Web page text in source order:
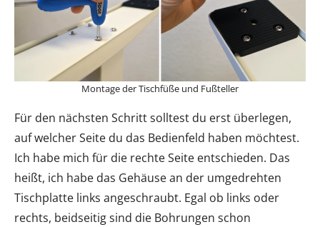
Montage der Tischfüße und Fußteller
Für den nächsten Schritt solltest du erst überlegen,
auf welcher Seite du das Bedienfeld haben möchtest.
Ich habe mich für die rechte Seite entschieden. Das
heißt, ich habe das Gehäuse an der umgedrehten
Tischplatte links angeschraubt. Egal ob links oder
rechts, beidseitig sind die Bohrungen schon